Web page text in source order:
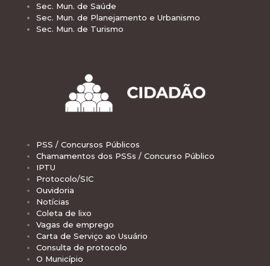
Sec. Mun. de Saúde
Sec. Mun. de Planejamento e Urbanismo
Sec. Mun. de Turismo
PSS / Concursos Públicos
Chamamentos dos PSSs / Concurso Público
IPTU
Protocolo/SIC
Ouvidoria
Notícias
Coleta de lixo
Vagas de emprego
Carta de Serviço ao Usuário
Consulta de protocolo
O Município